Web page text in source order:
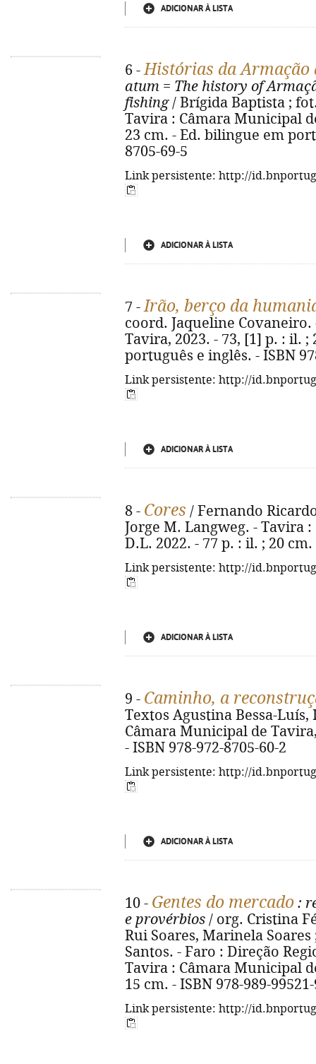
ADICIONAR À LISTA
6 -Histórias da
atum = The history of
fishing/ Brígida Baptista ;
Tavira : Câmara Municipal
23 cm. - Ed. bilingue em
8705-69-5
Link persistente: http://
ADICIONAR À LISTA
7 -Irão, berço da
coord. Jaqueline
Tavira, 2023. - 73, [1] p. : il.
português e inglês. - ISBN
Link persistente: http://
ADICIONAR À LISTA
8 - Cores / Fernando
Jorge M. Langweg. - Tavira
D.L. 2022. - 77 p. : il. ; 20 cm.
Link persistente: http://
ADICIONAR À LISTA
9 - Caminho, a
Textos Agustina Bessa-
Câmara Municipal de
- ISBN 978-972-8705-60-2
Link persistente: http://
ADICIONAR À LISTA
10 - Gentes do mercado :
e provérbios / org. Cristina
Rui Soares, Marinela
Santos. - Faro : Direção
Tavira : Câmara Municipal
15 cm. - ISBN 978-989-
Link persistente: http://